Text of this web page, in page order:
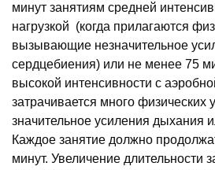
минут занятиям средней
нагрузкой (когда прилагаются
вызывающие незначительное
сердцебиения) или не менее 75
высокой интенсивности с
затрачивается много
значительное усиления дыхания
Каждое занятие должно
минут. Увеличение длительности